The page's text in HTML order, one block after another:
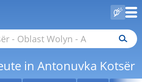
in Antonuvka Kotsër